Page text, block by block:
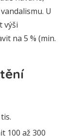
U
výši
na 5 % (min.
100 až 300